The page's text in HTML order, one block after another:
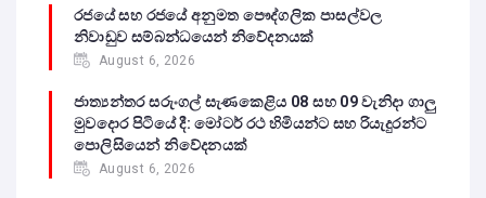
රජයේ සහ රජයේ අනුමත පෞද්ගලික පාසල්වල
නිවාඩුව සම්බන්ධයෙන් නිවේදනයක්
August 6, 2026
ජාත්‍යන්තර සරුංගල් සැණකෙළිය 08 සහ 09 වැනිදා ගාලු
මුවදොර පිටියේ දී: මෝටර් රථ හිමියන්ට සහ රියැදුරන්ට
පොලිසියෙන් නිවේදනයක්
August 6, 2026